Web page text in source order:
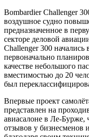
Bombardier Challenger
воздушное судно
предназначенное в
секторе деловой
Challenger 300
первоначально
качестве небольшого
вместимостью до 20
был
Впервые проект
представлен на
авиасалоне в Ле-Бурже,
отзывов у бизнесменов